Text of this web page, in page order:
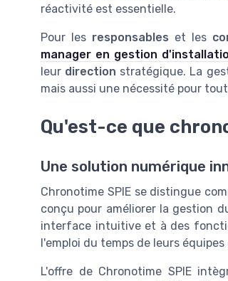
réactivité est essentielle.
Pour les responsables et les
manager en gestion
leur direction stratégique. La
mais aussi une nécessité pour
Qu'est-ce que
Une solution numérique
Chronotime SPIE se distingue
conçu pour améliorer la gestion
interface intuitive et à des
l'emploi du temps de leurs
L'offre de Chronotime SPIE